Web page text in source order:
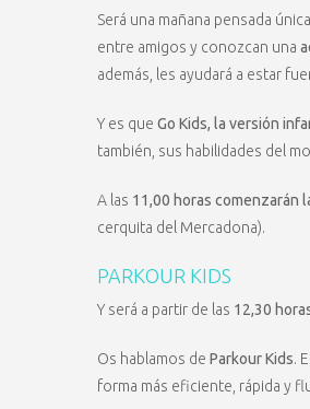
Será una mañana pensada
entre amigos y conozcan una
además, les ayudará a estar
Y es que Go Kids, la versión
también, sus habilidades del
A las 11,00 horas comenzarán
cerquita del Mercadona).
PARKOUR KIDS
Y será a partir de las 12,30
Os hablamos de Parkour Kids.
forma más eficiente, rápida y